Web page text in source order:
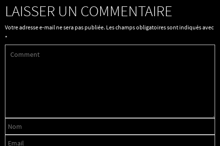
LAISSER UN COMMENTAIRE
Votre adresse e-mail ne sera pas publiée. Les champs obligatoires sont indiqués avec
*